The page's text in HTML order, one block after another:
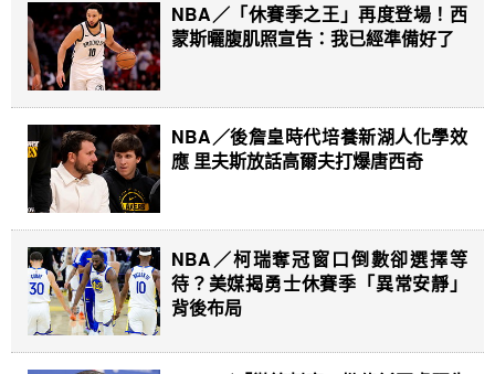
NBA／「休賽季之王」再度登場！西
蒙斯曬腹肌照宣告：我已經準備好了
NBA／後詹皇時代培養新湖人化學效
應 里夫斯放話高爾夫打爆唐西奇
NBA／柯瑞奪冠窗口倒數卻選擇等
待？美媒揭勇士休賽季「異常安靜」
背後布局